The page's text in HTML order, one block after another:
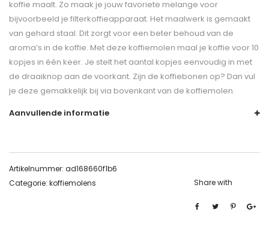
koffie maalt. Zo maak je jouw favoriete melange voor
bijvoorbeeld je filterkoffieapparaat. Het maalwerk is gemaakt
van gehard staal. Dit zorgt voor een beter behoud van de
aroma’s in de koffie. Met deze koffiemolen maal je koffie voor 10
kopjes in één keer. Je stelt het aantal kopjes eenvoudig in met
de draaiknop aan de voorkant. Zijn de koffiebonen op? Dan vul
je deze gemakkelijk bij via bovenkant van de koffiemolen.
Aanvullende informatie
Artikelnummer: ad168660f1b6
Categorie: koffiemolens Share with